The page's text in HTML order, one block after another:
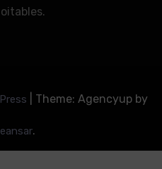
Theme: Agencyup by
.